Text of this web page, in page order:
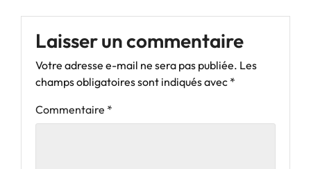
Laisser un commentaire
Votre adresse e-mail ne sera pas publiée. Les
champs obligatoires sont indiqués avec *
Commentaire *